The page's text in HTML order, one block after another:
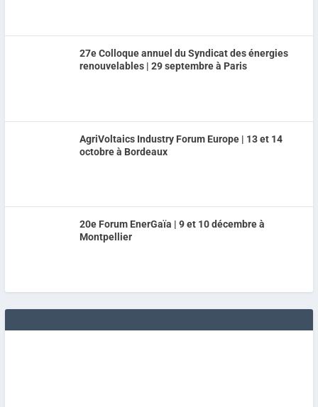
27e Colloque annuel du Syndicat des énergies
renouvelables | 29 septembre à Paris
AgriVoltaics Industry Forum Europe | 13 et 14
octobre à Bordeaux
20e Forum EnerGaïa | 9 et 10 décembre à
Montpellier